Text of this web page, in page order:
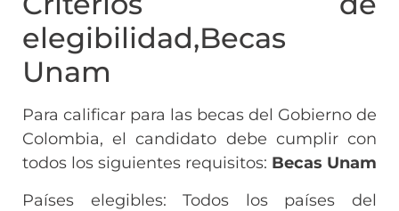
elegibilidad,Becas
Unam
Para calificar para las becas del Gobierno de
Colombia, el candidato debe cumplir con
todos los siguientes requisitos: Becas Unam
Países elegibles: Todos los países del